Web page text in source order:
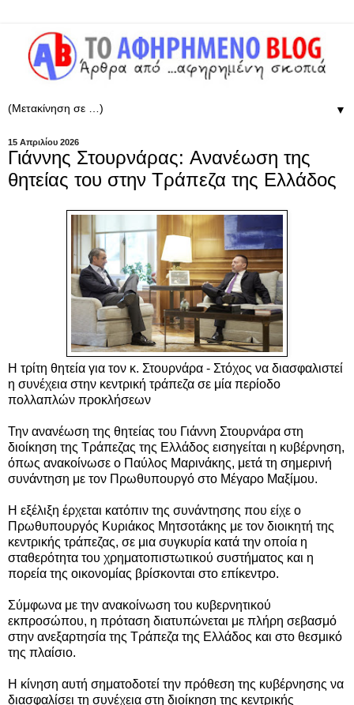
▼
15 Απριλίου 2026
Γιάννης Στουρνάρας: Aνανέωση της
θητείας του στην Τράπεζα της Ελλάδος
Η τρίτη θητεία για τον κ. Στουρνάρα - Στόχος να διασφαλιστεί
η συνέχεια στην κεντρική τράπεζα σε μία περίοδο
πολλαπλών προκλήσεων
Την ανανέωση της θητείας του Γιάννη Στουρνάρα στη
διοίκηση της Τράπεζας της Ελλάδος εισηγείται η κυβέρνηση,
όπως ανακοίνωσε ο Παύλος Μαρινάκης, μετά τη σημερινή
συνάντηση με τον Πρωθυπουργό στο Μέγαρο Μαξίμου.
Η εξέλιξη έρχεται κατόπιν της συνάντησης που είχε ο
Πρωθυπουργός Κυριάκος Μητσοτάκης με τον διοικητή της
κεντρικής τράπεζας, σε μια συγκυρία κατά την οποία η
σταθερότητα του χρηματοπιστωτικού συστήματος και η
πορεία της οικονομίας βρίσκονται στο επίκεντρο.
Σύμφωνα με την ανακοίνωση του κυβερνητικού
εκπροσώπου, η πρόταση διατυπώνεται με πλήρη σεβασμό
στην ανεξαρτησία της Τράπεζα της Ελλάδος και στο θεσμικό
της πλαίσιο.
Η κίνηση αυτή σηματοδοτεί την πρόθεση της κυβέρνησης να
διασφαλίσει τη συνέχεια στη διοίκηση της κεντρικής